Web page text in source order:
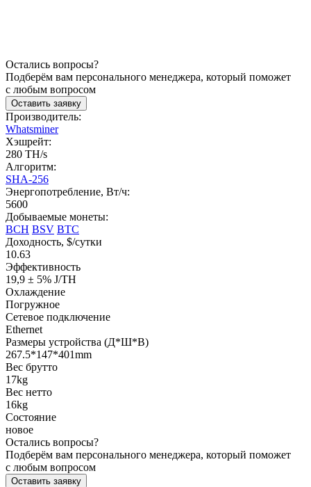
Остались вопросы?
Подберём вам персонального менеджера, который поможет
с любым вопросом
Оставить заявку
Производитель:
Whatsminer
Хэшрейт:
280 TH/s
Алгоритм:
SHA-256
Энергопотребление, Вт/ч:
5600
Добываемые монеты:
BCH BSV BTC
Доходность, $/сутки
10.63
Эффективность
19,9 ± 5% J/TH
Охлаждение
Погружное
Cетевое подключение
Ethernet
Размеры устройства (Д*Ш*В)
267.5*147*401mm
Вес брутто
17kg
Вес нетто
16kg
Состояние
новое
Остались вопросы?
Подберём вам персонального менеджера, который поможет
с любым вопросом
Оставить заявку